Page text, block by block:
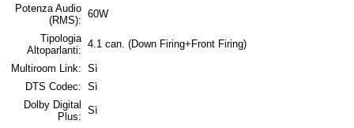
Potenza Audio
(RMS):
60W
Tipologia
Altoparlanti:
4.1 can. (Down Firing+Front Firing)
Multiroom Link: Sì
DTS Codec: Sì
Dolby Digital
Plus:
Sì